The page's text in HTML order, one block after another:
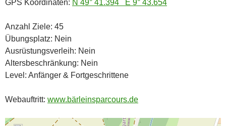
GPS Koordinaten: N 49° 41.394 E 9° 43.654
Anzahl Ziele: 45
Übungsplatz: Nein
Ausrüstungsverleih: Nein
Altersbeschränkung: Nein
Level: Anfänger & Fortgeschrittene
Webauftritt: www.bärleinsparcours.de